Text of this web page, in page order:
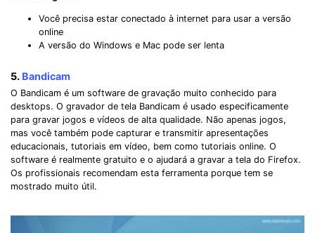
Você precisa estar conectado à internet para usar a versão
online
A versão do Windows e Mac pode ser lenta
5. Bandicam
O Bandicam é um software de gravação muito conhecido para
desktops. O gravador de tela Bandicam é usado especificamente
para gravar jogos e vídeos de alta qualidade. Não apenas jogos,
mas você também pode capturar e transmitir apresentações
educacionais, tutoriais em vídeo, bem como tutoriais online. O
software é realmente gratuito e o ajudará a gravar a tela do Firefox.
Os profissionais recomendam esta ferramenta porque tem se
mostrado muito útil.